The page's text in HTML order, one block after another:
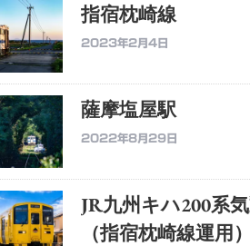
指宿枕崎線
2023年2月4日
薩摩塩屋駅
2022年8月29日
JR九州キハ200系
（指宿枕崎線運用）